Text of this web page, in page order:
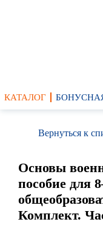
КАТАЛОГ
Вернуться к
Основы
пособие для
Комплект.